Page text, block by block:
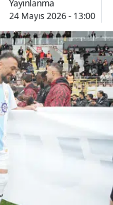
Bitlis
Bolu
Burdur
Bursa
Çanakkale
Yayınlanma
24 Mayıs 2026 - 13:00